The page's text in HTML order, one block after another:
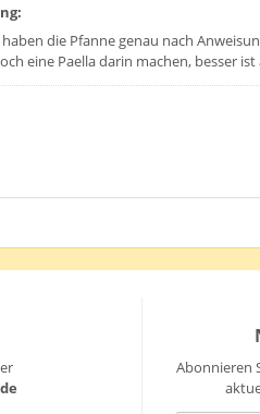
die Pfanne genau nach
eine Paella darin machen, besser
Abonnieren